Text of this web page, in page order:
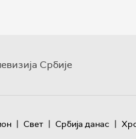
Србије
| Свет | Србија данас |